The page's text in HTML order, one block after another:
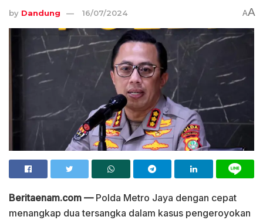
by Dandung 16/07/2024 AA
Beritaenam.com —Polda Metro Jaya dengan cepat
menangkap dua tersangka dalam kasus pengeroyokan